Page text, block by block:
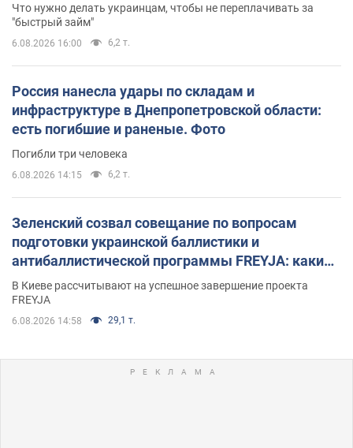
Что нужно делать украинцам, чтобы не переплачивать за
"быстрый займ"
6.08.2026 16:00 6,2 т.
Россия нанесла удары по складам и
инфраструктуре в Днепропетровской области:
есть погибшие и раненые. Фото
Погибли три человека
6.08.2026 14:15 6,2 т.
Зеленский созвал совещание по вопросам
подготовки украинской баллистики и
антибаллистической программы FREYJA: какие
решения готовятся
В Киеве рассчитывают на успешное завершение проекта
FREYJA
6.08.2026 14:58 29,1 т.